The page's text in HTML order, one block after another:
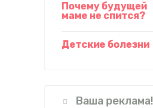
Почему будущей
маме не спится?
Детские болезни
Ваша реклама!